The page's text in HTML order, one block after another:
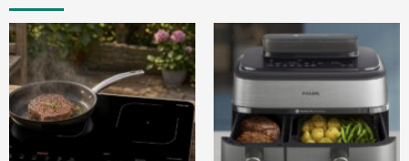
7
Aktuell Großgeräte
Xiaomi bringt drei neue Mijia
Haushaltsgeräte mit Early Bird
Angeboten